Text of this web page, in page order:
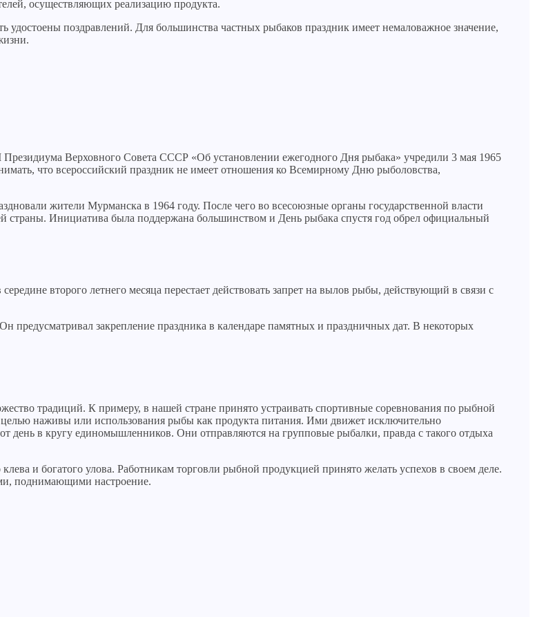
осуществляющих реализацию продукта.
поздравлений. Для большинства частных рыбаков праздник имеет немаловажное значение,
Верховного Совета СССР «Об установлении ежегодного Дня рыбака» учредили 3 мая 1965
что всероссийский праздник не имеет отношения ко Всемирному Дню рыболовства,
жители Мурманска в 1964 году. После чего во всесоюзные органы государственной власти
страны. Инициатива была поддержана большинством и День рыбака спустя год обрел официальный
второго летнего месяца перестает действовать запрет на вылов рыбы, действующий в связи с
закрепление праздника в календаре памятных и праздничных дат. В некоторых
традиций. К примеру, в нашей стране принято устраивать спортивные соревнования по рыбной
наживы или использования рыбы как продукта питания. Ими движет исключительно
день в кругу единомышленников. Они отправляются на групповые рыбалки, правда с такого отдыха
и богатого улова. Работникам торговли рыбной продукцией принято желать успехов в своем деле.
поднимающими настроение.